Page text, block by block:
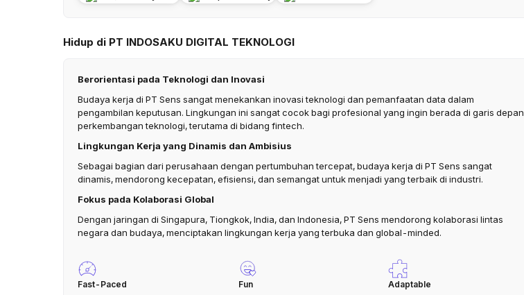
Hidup di PT INDOSAKU DIGITAL TEKNOLOGI
Berorientasi pada Teknologi dan Inovasi
Budaya kerja di PT Sens sangat menekankan inovasi teknologi dan pemanfaatan data dalam
pengambilan keputusan. Lingkungan ini sangat cocok bagi profesional yang ingin berada di garis depan
perkembangan teknologi, terutama di bidang fintech.
Lingkungan Kerja yang Dinamis dan Ambisius
Sebagai bagian dari perusahaan dengan pertumbuhan tercepat, budaya kerja di PT Sens sangat
dinamis, mendorong kecepatan, efisiensi, dan semangat untuk menjadi yang terbaik di industri.
Fokus pada Kolaborasi Global
Dengan jaringan di Singapura, Tiongkok, India, dan Indonesia, PT Sens mendorong kolaborasi lintas
negara dan budaya, menciptakan lingkungan kerja yang terbuka dan global-minded.
Fast-Paced Fun Adaptable